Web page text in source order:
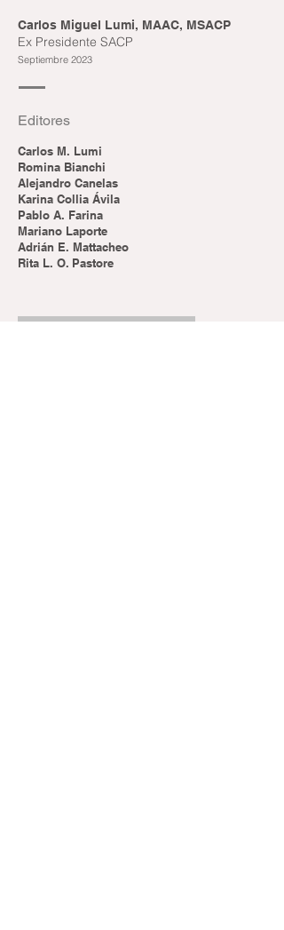
Carlos Miguel Lumi, MAAC, MSACP
Ex Presidente SACP
Septiembre 2023
Editores
Carlos M. Lumi
Romina Bianchi
Alejandro Canelas
Karina Collia Ávila
Pablo A. Farina
Mariano Laporte
Adrián E. Mattacheo
Rita L. O. Pastore